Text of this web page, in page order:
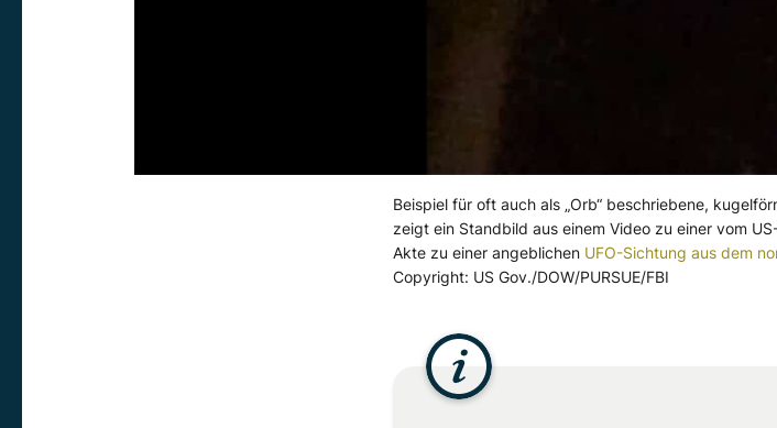
Beispiel für oft auch als „Orb“ beschriebene,
zeigt ein Standbild aus einem Video zu einer vom
Akte zu einer angeblichen UFO-Sichtung aus dem
Copyright: US Gov./DOW/PURSUE/FBI